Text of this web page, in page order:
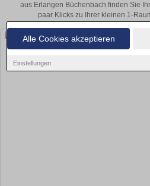
Alle Cookies akzeptieren
Einstellungen
aus Erlangen Büchenbach finden Sie
paar Klicks zu Ihrer kleinen 1-